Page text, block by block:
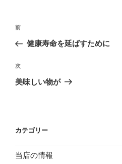
投
ビ
ゲ
ン
過
去
投
稿
前
健康寿命を延ばすために
次
の
次
美味しい物が
カテゴリー
当店の情報